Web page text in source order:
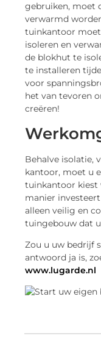
gebruiken, moet
verwarmd
tuinkantoor
isoleren en
de blokhut te
te installeren
voor
het van tevoren
creëren!
Behalve isolatie,
kantoor, moet u
tuinkantoor kiest
manier
alleen veilig en
tuingebouw dat
Zou u uw bedrijf
antwoord ja is,
www.lugarde.nl